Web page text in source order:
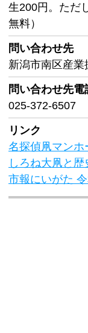
生200円。ただ
無料）
問い合わせ先
新潟市南区産業
問い合わせ先電
025-372-6507
リンク
名探偵凧マン
しろね大凧と歴
市報にいがた